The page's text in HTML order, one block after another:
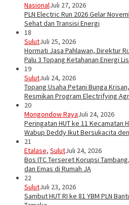
NasionalJuli 27, 2026
PLN Electric Run 2026 Gelar
Sehat dan Transisi Energi
18
SulutJuli 25, 2026
Hormati Jasa Pahlawan, Direktur
Palu 3 Topang Ketahanan Energi
19
SulutJuli 24, 2026
Topang Usaha Petani Bunga
Resmikan Program Electrifying
20
Mongondow RayaJuli 24, 2026
Peringatan HUT ke 11 Kecamatan
Wabup Deddy Ikut Bersukacita
21
Etalase, SulutJuli 24, 2026
Bos ITC Terseret Korupsi
dan Emas di Rumah JA
22
SulutJuli 23, 2026
Sambut HUT RI ke 81 YBM PLN